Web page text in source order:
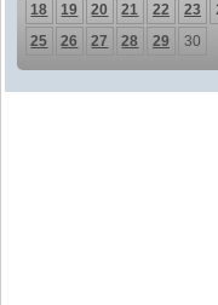
18
19 20 21 22 23
25
26 27 28 29 30